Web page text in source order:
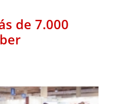
de 7.000